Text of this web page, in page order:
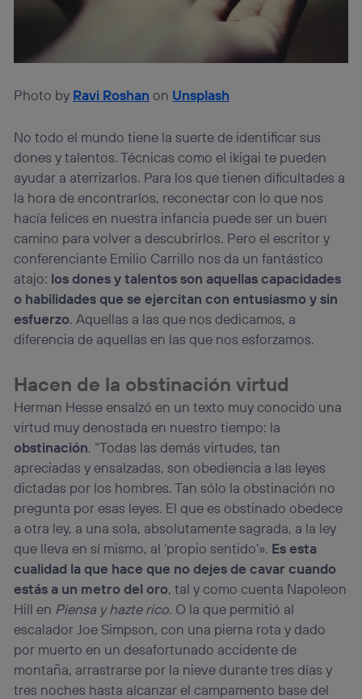
Photo by Ravi Roshan on Unsplash
No todo el mundo tiene la suerte de identificar sus
dones y talentos. Técnicas como el ikigai te pueden
ayudar a aterrizarlos. Para los que tienen dificultades a
la hora de encontrarlos, reconectar con lo que nos
hacía felices en nuestra infancia puede ser un buen
camino para volver a descubrirlos. Pero el escritor y
conferenciante Emilio Carrillo nos da un fantástico
atajo: los dones y talentos son aquellas capacidades
o habilidades que se ejercitan con entusiasmo y sin
esfuerzo. Aquellas a las que nos dedicamos, a
diferencia de aquellas en las que nos esforzamos.
Hacen de la obstinación virtud
Herman Hesse ensalzó en un texto muy conocido una
virtud muy denostada en nuestro tiempo: la
obstinación. “Todas las demás virtudes, tan
apreciadas y ensalzadas, son obediencia a las leyes
dictadas por los hombres. Tan sólo la obstinación no
pregunta por esas leyes. El que es obstinado obedece
a otra ley, a una sola, absolutamente sagrada, a la ley
que lleva en sí mismo, al ‘propio sentido’». Es esta
cualidad la que hace que no dejes de cavar cuando
estás a un metro del oro, tal y como cuenta Napoleon
Hill en Piensa y hazte rico. O la que permitió al
escalador Joe Simpson, con una pierna rota y dado
por muerto en un desafortunado accidente de
montaña, arrastrarse por la nieve durante tres días y
tres noches hasta alcanzar el campamento base del